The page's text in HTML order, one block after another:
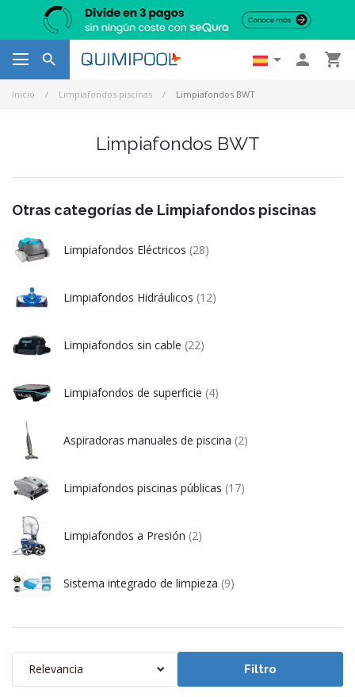
   
Inicio Limpiafondos piscinas Limpiafondos BWT
Limpiafondos BWT
Otras categorías de Limpiafondos piscinas
Limpiafondos Eléctricos (28)
Limpiafondos Hidráulicos (12)
Limpiafondos sin cable (22)
Limpiafondos de superficie (4)
Aspiradoras manuales de piscina (2)
Limpiafondos piscinas públicas (17)
Limpiafondos a Presión (2)
Sistema integrado de limpieza (9)
Relevancia Filtro